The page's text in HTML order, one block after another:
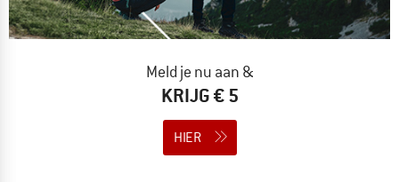
Meld je nu aan &
KRIJG € 5
HIER